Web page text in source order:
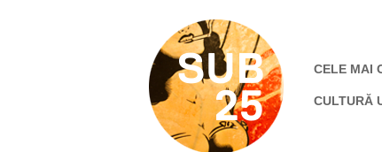
CELE MAI
CULTURĂ